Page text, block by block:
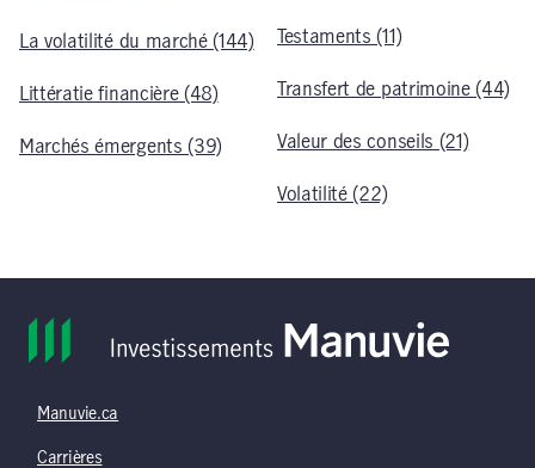
La volatilité du marché (144)
Littératie financière (48)
Marchés émergents (39)
Testaments (11)
Transfert de patrimoine (44)
Valeur des conseils (21)
Volatilité (22)
Manuvie.ca
Carrières